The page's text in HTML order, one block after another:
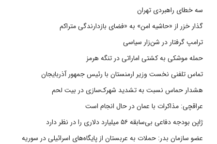
سه خطای راهبردی تهران
گذار خزر از «حاشیه امن» به «فضای بازدارندگی متراکم
ترامپ گرفتار در شن‌زار سیاسی
حمله موشکی به کشتی اماراتی در تنگه هرمز
تماس تلفنی نخست وزیر ارمنستان با رئیس جمهور آذربایجان
هشدار حماس نسبت به تشدید شهرک‌سازی در بیت‌ لحم
عراقچی: مذاکرات با عمان در حال انجام است
ژاپن بودجه دفاعی بی‌سابقه ۵۶ میلیارد دلاری را در نظر دارد
عضو سازمان بدر: حملات به عربستان از پایگاه‌های اسرائیلی در سوریه